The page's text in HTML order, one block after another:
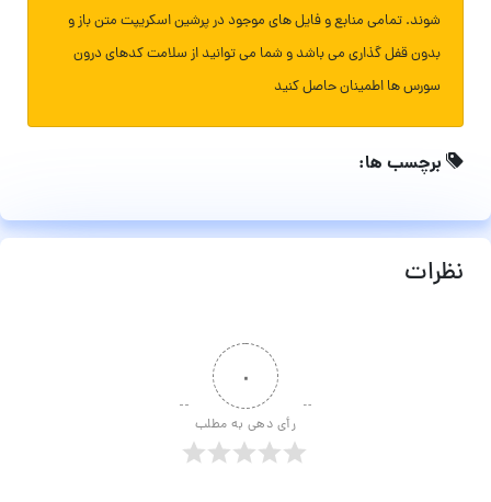
شوند. تمامی منابع و فایل های موجود در پرشین اسکریپت متن باز و
بدون قفل گذاری می باشد و شما می توانید از سلامت کدهای درون
سورس ها اطمینان حاصل کنید
برچسب ها:
نظرات
۰
رأی دهی به مطلب